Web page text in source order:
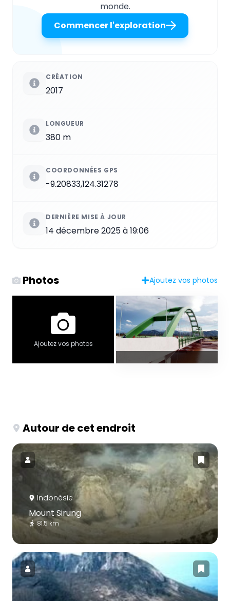
monde.
Commencer l'exploration
CRÉATION
2017
LONGUEUR
380 m
COORDONNÉES GPS
-9.20833,124.31278
DERNIÈRE MISE À JOUR
14 décembre 2025 à 19:06
Photos Ajoutez vos photos
Ajoutez vos photos
Autour de cet endroit
Indonésie
Mount Sirung
81.5 km